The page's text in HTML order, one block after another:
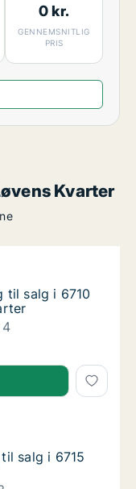
0 kr.
GENNEMSNITLIG
PRIS
Kvarter
til salg i 6710
Esbjerg V,
til salg i 6710
til salg i 6710
til salg i 6710
salg i 6715
Esbjerg N,
salg i 6715
salg i 6715